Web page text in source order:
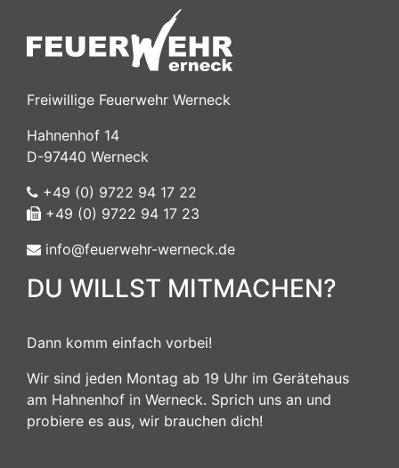
Freiwillige Feuerwehr Werneck
Hahnenhof 14
D-97440 Werneck
+49 (0) 9722 94 17 22
+49 (0) 9722 94 17 23
info@feuerwehr-werneck.de
DU WILLST MITMACHEN?
Dann komm einfach vorbei!
Wir sind jeden Montag ab 19 Uhr im Gerätehaus
am Hahnenhof in Werneck. Sprich uns an und
probiere es aus, wir brauchen dich!